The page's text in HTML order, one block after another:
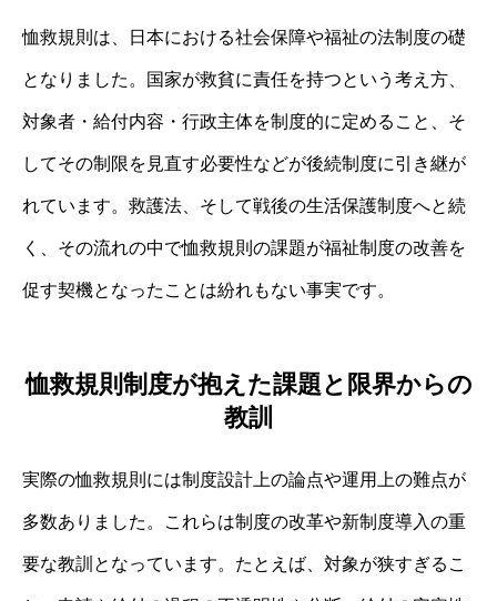
恤救規則は、日本における社会保障や福祉の法制度の礎
となりました。国家が救貧に責任を持つという考え方、
対象者・給付内容・行政主体を制度的に定めること、そ
してその制限を見直す必要性などが後続制度に引き継が
れています。救護法、そして戦後の生活保護制度へと続
く、その流れの中で恤救規則の課題が福祉制度の改善を
促す契機となったことは紛れもない事実です。
恤救規則制度が抱えた課題と限界からの
教訓
実際の恤救規則には制度設計上の論点や運用上の難点が
多数ありました。これらは制度の改革や新制度導入の重
要な教訓となっています。たとえば、対象が狭すぎるこ